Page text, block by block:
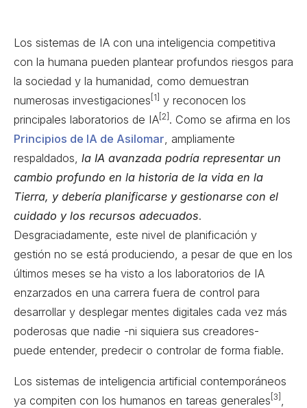
Los sistemas de IA con una inteligencia competitiva
con la humana pueden plantear profundos riesgos para
la sociedad y la humanidad, como demuestran
numerosas investigaciones [1]
y reconocen los
principales laboratorios de IA [2] . Como se afirma en los
Principios de IA de Asilomar, ampliamente
respaldados, la IA avanzada podría representar un
cambio profundo en la historia de la vida en la
Tierra, y debería planificarse y gestionarse con el
cuidado y los recursos adecuados.
Desgraciadamente, este nivel de planificación y
gestión no se está produciendo, a pesar de que en los
últimos meses se ha visto a los laboratorios de IA
enzarzados en una carrera fuera de control para
desarrollar y desplegar mentes digitales cada vez más
poderosas que nadie -ni siquiera sus creadores-
puede entender, predecir o controlar de forma fiable.
Los sistemas de inteligencia artificial contemporáneos
ya compiten con los humanos en tareas generales [3]